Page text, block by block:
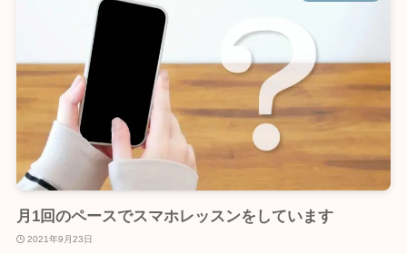
月1回のペースでスマホレッスンをしています
2021年9月23日